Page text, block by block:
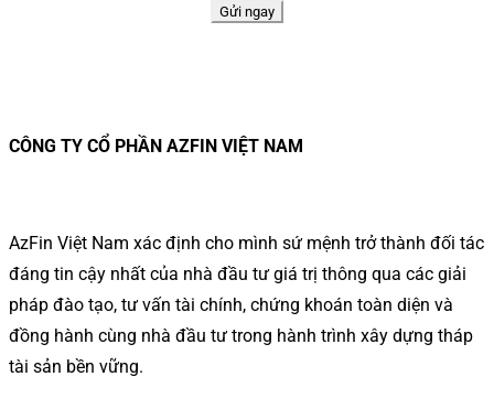
CÔNG TY CỔ PHẦN AZFIN VIỆT NAM
AzFin Việt Nam xác định cho mình sứ mệnh trở thành đối tác
đáng tin cậy nhất của nhà đầu tư giá trị thông qua các giải
pháp đào tạo, tư vấn tài chính, chứng khoán toàn diện và
đồng hành cùng nhà đầu tư trong hành trình xây dựng tháp
tài sản bền vững.